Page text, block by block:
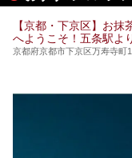
【京都・下京区】お
へようこそ！五条駅よ
京都府京都市下京区万寿寺町